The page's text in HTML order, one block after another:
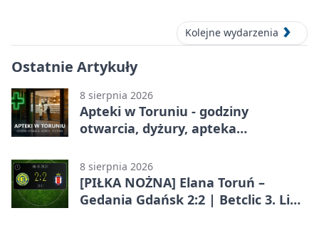
Kolejne wydarzenia
Ostatnie Artykuły
8 sierpnia 2026
Apteki w Toruniu - godziny
otwarcia, dyżury, apteka
8 sierpnia 2026
[PIŁKA NOŻNA] Elana Toruń –
Gedania Gdańsk 2:2 | Betclic 3. Liga